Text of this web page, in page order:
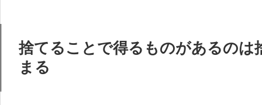
捨てることで得るものがあるのは
まる